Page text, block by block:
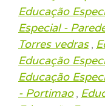
Educação
Especial -
Torres vedras,
Educação
Educação
- Portimao,